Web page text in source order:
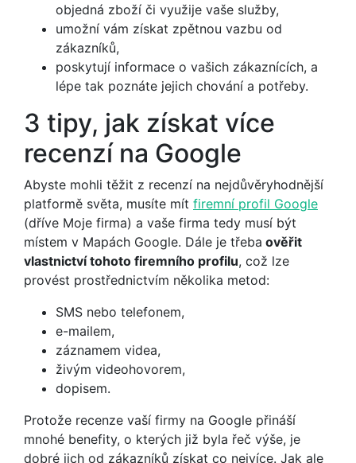
objedná zboží či využije vaše služby,
umožní vám získat zpětnou vazbu od
zákazníků,
poskytují informace o vašich zákaznících, a
lépe tak poznáte jejich chování a potřeby.
3 tipy, jak získat více
recenzí na Google
Abyste mohli těžit z recenzí na nejdůvěryhodnější
platformě světa, musíte mít firemní profil Google
(dříve Moje firma) a vaše firma tedy musí být
místem v Mapách Google. Dále je třeba ověřit
vlastnictví tohoto firemního profilu, což lze
provést prostřednictvím několika metod:
SMS nebo telefonem,
e-mailem,
záznamem videa,
živým videohovorem,
dopisem.
Protože recenze vaší firmy na Google přináší
mnohé benefity, o kterých již byla řeč výše, je
dobré jich od zákazníků získat co nejvíce. Jak ale